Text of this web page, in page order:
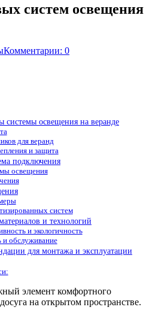
систем освещения
Комментарии: 0
системы освещения на веранде
для веранд
и защита
подключения
освещения
систем
и технологий
и экологичность
и обслуживание
для монтажа и эксплуатации
элемент комфортного
на открытом пространстве.